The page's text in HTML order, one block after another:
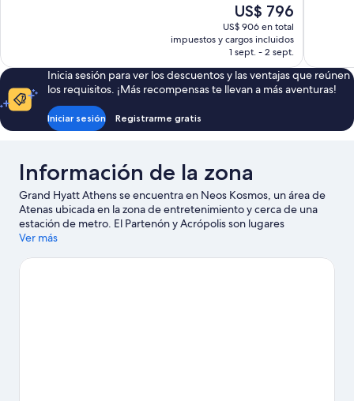
El
precio
actual
es
de
US$ 796
US$ 796
US$ 906 en total
impuestos y cargos incluidos
1 sept. - 2 sept.
Inicia sesión para ver los descuentos y las ventajas que reúnen
los requisitos. ¡Más recompensas te llevan a más aventuras!
Iniciar sesión Registrarme gratis
Información de la zona
Grand Hyatt Athens se encuentra en Neos Kosmos, un área de
Atenas ubicada en la zona de entretenimiento y cerca de una
estación de metro. El Partenón y Acrópolis son lugares
emblemáticos, y algunos de los puntos de interés más
cultural Fundación Stavros Niarchos. También puedes darte una
Ver más